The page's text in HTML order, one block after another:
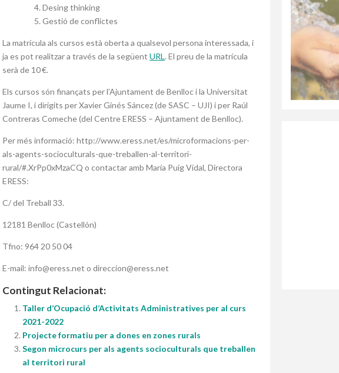
Desing thinking
Gestió de conflictes
La matrícula als cursos està oberta a qualsevol persona interessada, i
ja es pot realitzar a través de la següentURL. El preu de la matrícula
serà de 10 €.
Els cursos són finançats per l’Ajuntament de Benlloc i la Universitat
Jaume I, i dirigits per Xavier Ginés Sáncez (de SASC – UJI) i per Raúl
Contreras Comeche (del Centre ERESS – Ajuntament de Benlloc).
Per més informació: http://www.eress.net/es/microformacions-per-
als-agents-socioculturals-que-treballen-al-territori-
rural/#.XrPp0xMzaCQ o contactar amb María Puig Vidal, Directora
ERESS:
C/ del Treball 33.
12181 Benlloc (Castellón)
Tfno: 964 20 50 04
E-mail: info@eress.net o direccion@eress.net
Contingut Relacionat:
Taller d’Ocupació d’Activitats Administratives per al curs
2021-2022
Projecte formatiu per a dones en zones rurals
Segon microcurs per als agents socioculturals que treballen
al territori rural